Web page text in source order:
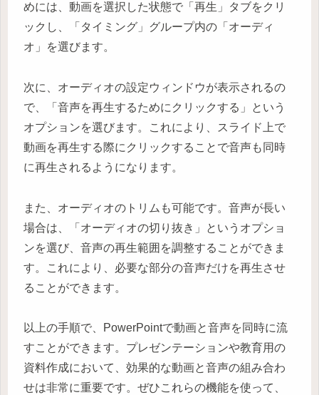
めには、動画を選択した状態で「再生」タブをクリ
ックし、「タイミング」グループ内の「オーディ
オ」を選びます。
次に、オーディオの設定ウィンドウが表示されるの
で、「音声を再生するためにクリックする」という
オプションを選びます。これにより、スライド上で
動画を再生する際にクリックすることで音声も同時
に再生されるようになります。
また、オーディオのトリムも可能です。音声が長い
場合は、「オーディオの切り抜き」というオプショ
ンを選び、音声の再生範囲を調整することができま
す。これにより、必要な部分の音声だけを再生させ
ることができます。
以上の手順で、PowerPointで動画と音声を同時に流
すことができます。プレゼンテーションや教育用の
資料作成において、効果的な動画と音声の組み合わ
せは非常に重要です。ぜひこれらの機能を使って、